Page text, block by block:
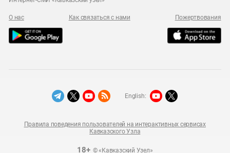
О нас Как связаться с нами Пожертвования
18+© «Кавказский Узел»
Правила поведения пользователей на интерактивных сервисах
Кавказского Узла
English: